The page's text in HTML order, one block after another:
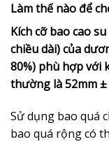
Làm thế nào để
Kích cỡ bao cao
chiều dài) của
80%) phù hợp với
thường là 52mm ±
Sử dụng bao quá
bao quá rộng có